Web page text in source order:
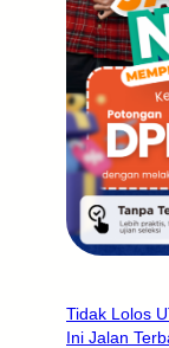
Tidak Lolos
Ini Jalan